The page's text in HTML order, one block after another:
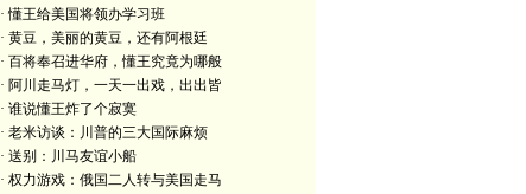
· 懂王给美国将领办学习班
· 黄豆，美丽的黄豆，还有阿根廷
· 百将奉召进华府，懂王究竟为哪般
· 阿川走马灯，一天一出戏，出出皆
· 谁说懂王炸了个寂寞
· 老米访谈：川普的三大国际麻烦
· 送别：川马友谊小船
· 权力游戏：俄国二人转与美国走马